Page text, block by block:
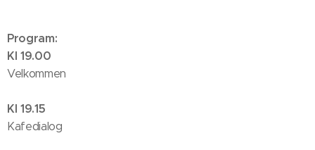
Program:
Kl 19.00
Velkommen
Kl 19.15
Kafedialog